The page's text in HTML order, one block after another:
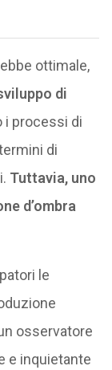
ottimale,
di
i processi di
di
Tuttavia, uno
d’ombra
le
osservatore
e inquietante